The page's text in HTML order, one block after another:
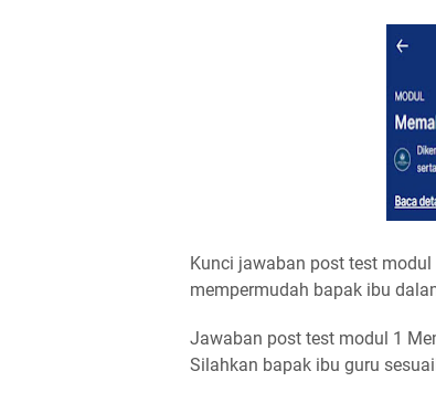
Kunci jawaban post test
mempermudah bapak ibu
Jawaban post test modul 1
Silahkan bapak ibu guru